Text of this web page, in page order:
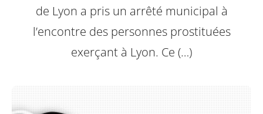
de Lyon a pris un arrêté municipal à
l’encontre des personnes prostituées
exerçant à Lyon. Ce (…)